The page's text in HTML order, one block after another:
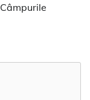
Câmpurile